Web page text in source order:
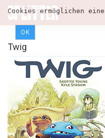
Cookies ermöglichen
OK
Twig